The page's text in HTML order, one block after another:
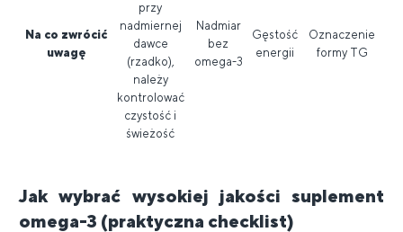
Na co zwrócić
uwagę
przy
nadmiernej
dawce
(rzadko),
należy
kontrolować
czystość i
świeżość
Nadmiar
bez
omega-3
Gęstość
energii
Oznaczenie
formy TG
Jak wybrać wysokiej jakości suplement
omega-3 (praktyczna checklist)